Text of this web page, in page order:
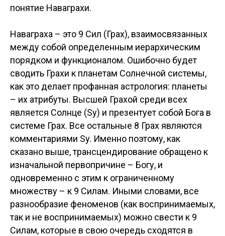
понятие Наваграхи.
Наваграха – это 9 Сил (Грах), взаимосвязанных
между собой определенным иерархическим
порядком и функционалом. Ошибочно будет
сводить Грахи к планетам Солнечной системы,
как это делает профанная астрология: планеты
– их атрибуты. Высшей Грахой среди всех
является Солнце (Sy) и презентует собой Бога в
системе Грах. Все остальные 8 Грах являются
комментариями Sy. Именно поэтому, как
сказано выше, трансцендирование обращено к
изначальной первопричине – Богу, и
одновременно с этим к ограниченному
множеству – к 9 Силам. Иными словами, все
разнообразие феноменов (как воспринимаемых,
так и не воспринимаемых) можно свести к 9
Силам, которые в свою очередь сходятся в